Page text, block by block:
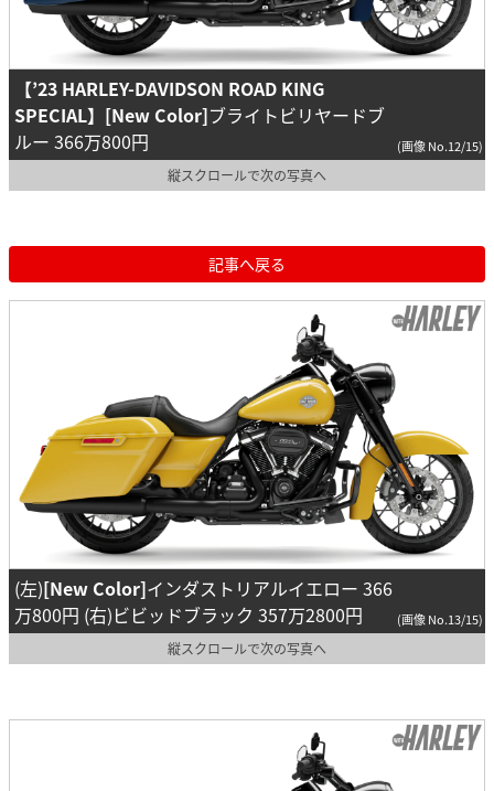
【’23 HARLEY-DAVIDSON ROAD KING
SPECIAL】[New Color]ブライトビリヤードブ
ルー 366万800円
(画像 No.12/15)
縦スクロールで次の写真へ
記事へ戻る
(左)[New Color]インダストリアルイエロー 366
万800円 (右)ビビッドブラック 357万2800円
(画像 No.13/15)
縦スクロールで次の写真へ